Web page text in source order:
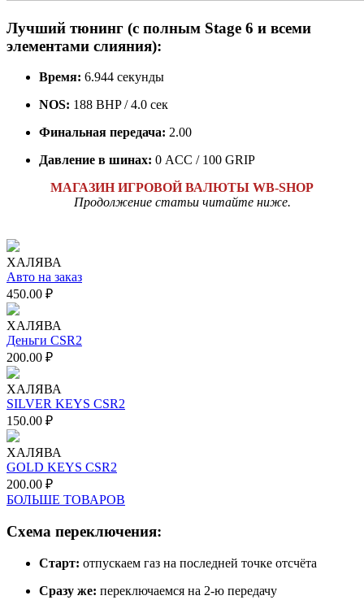
Лучший тюнинг (с полным Stage 6 и всеми
элементами слияния):
Время: 6.944 секунды
NOS: 188 BHP / 4.0 сек
Финальная передача: 2.00
Давление в шинах: 0 ACC / 100 GRIP
МАГАЗИН ИГРОВОЙ ВАЛЮТЫ WB-SHOP
Продолжение статьи читайте ниже.
ХАЛЯВА
Авто на заказ
450.00 ₽
ХАЛЯВА
Деньги CSR2
200.00 ₽
ХАЛЯВА
SILVER KEYS CSR2
150.00 ₽
ХАЛЯВА
GOLD KEYS CSR2
200.00 ₽
БОЛЬШЕ ТОВАРОВ
Схема переключения:
Старт: отпускаем газ на последней точке отсчёта
Сразу же: переключаемся на 2-ю передачу